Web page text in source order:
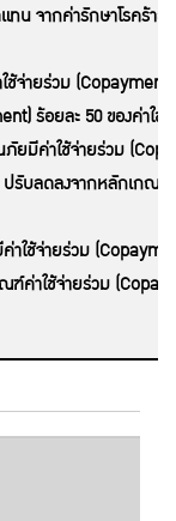
ากค่ารักษาโรคร้ายแ
จ่ายร่วม
ร้อยละ 50 ของค่าใ
มีค่าใช้จ่ายร่วม
รับลดลงจากหลักเกณ
าใช้จ่ายร่วม
ค่าใช้จ่ายร่วม